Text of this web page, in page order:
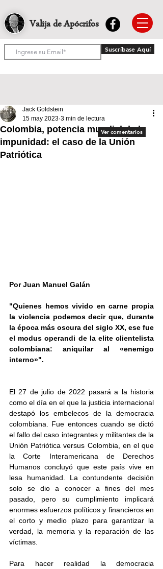
Valija de Apócrifos
Suscríbase Aquí
Colombia, potencia mundial de la
impunidad: el caso de la Unión
Patriótica
Jack Goldstein
15 may 2023 3 min de lectura
Por Juan Manuel Galán
"Quienes hemos vivido en carne propia
la violencia podemos decir que, durante
la época más oscura del siglo XX, ese fue
el modus operandi de la elite clientelista
colombiana: aniquilar al «enemigo
interno»".
El 27 de julio de 2022 pasará a la historia
como el día en el que la justicia internacional
destapó los embelecos de la democracia
colombiana. Fue entonces cuando se dictó
el fallo del caso integrantes y militantes de la
Unión Patriótica versus Colombia, en el que
la Corte Interamericana de Derechos
Humanos concluyó que este país vive en
lesa humanidad. La contundente decisión
solo se dio a conocer a fines del mes
pasado, pero su cumplimiento implicará
enormes esfuerzos políticos y financieros en
el corto y medio plazo para garantizar la
verdad, la memoria y la reparación de las
víctimas.
Para hacer realidad la democracia
Ver comentarios